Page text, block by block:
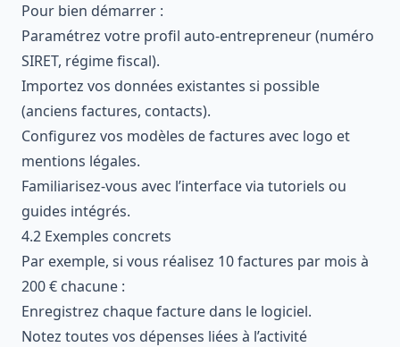
Pour bien démarrer :
Paramétrez votre profil auto-entrepreneur (numéro
SIRET, régime fiscal).
Importez vos données existantes si possible
(anciens factures, contacts).
Configurez vos modèles de factures avec logo et
mentions légales.
Familiarisez-vous avec l’interface via tutoriels ou
guides intégrés.
4.2 Exemples concrets
Par exemple, si vous réalisez 10 factures par mois à
200 € chacune :
Enregistrez chaque facture dans le logiciel.
Notez toutes vos dépenses liées à l’activité